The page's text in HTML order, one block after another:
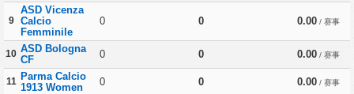
9
ASD Vicenza
Calcio
Femminile
0 0 0.00 / 赛事
10 ASD Bologna
CF
0 0 0.00 / 赛事
11 Parma Calcio
1913 Women
0 0 0.00 / 赛事